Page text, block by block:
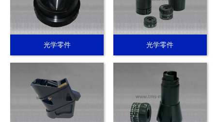
光学零件 光学零件